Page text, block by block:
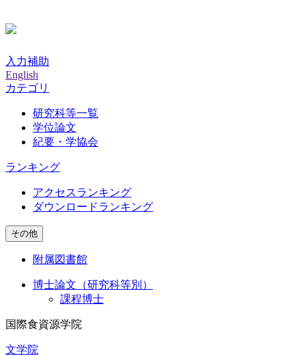
入力補助
English
カテゴリ
研究科等一覧
学位論文
紀要・学協会
ランキング
アクセスランキング
ダウンロードランキング
その他
附属図書館
博士論文（研究科等別）
課程博士
国際食資源学院
文学院